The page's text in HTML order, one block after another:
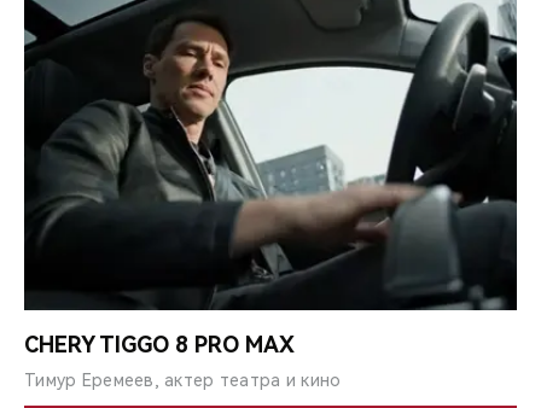
CHERY TIGGO 8 PRO MAX
Тимур Еремеев, актер театра и кино